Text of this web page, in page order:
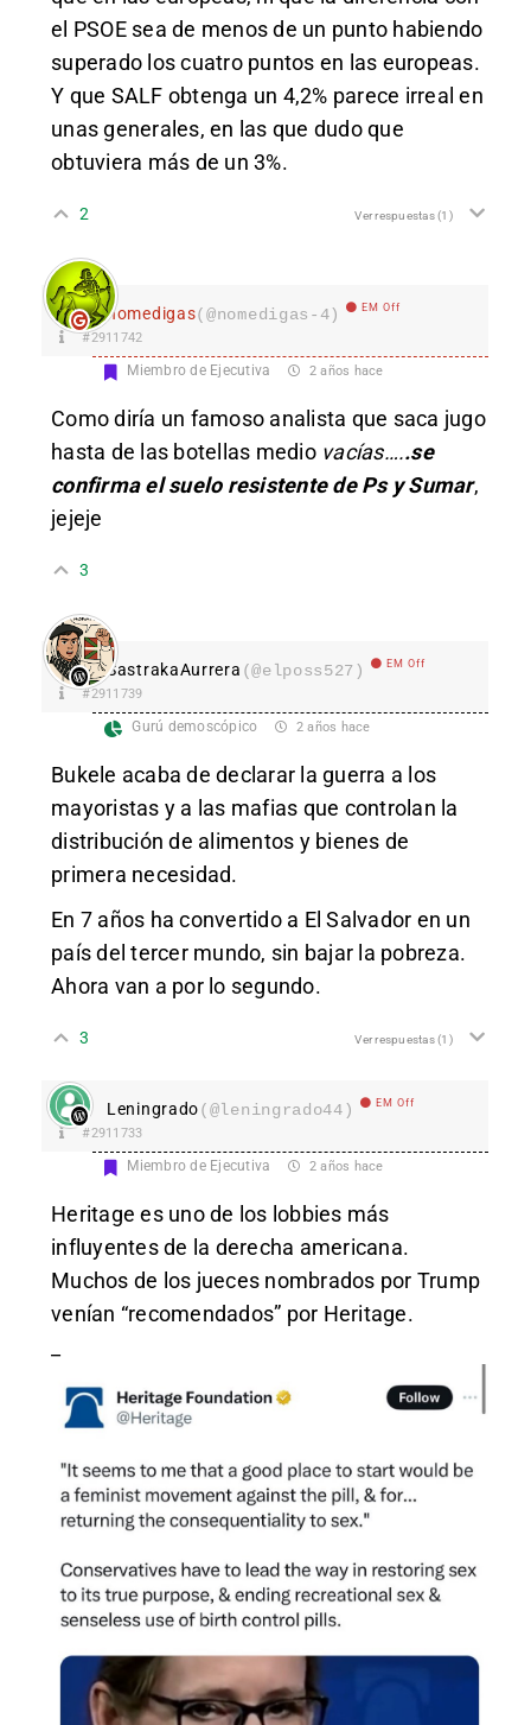
el PSOE sea de menos de un punto habiendo
superado los cuatro puntos en las europeas.
Y que SALF obtenga un 4,2% parece irreal en
unas generales, en las que dudo que
obtuviera más de un 3%.
2 Ver respuestas(1)
nomedigas(@nomedigas-4) EM Off
#2911742
Miembro de Ejecutiva 2 años hace
Como diría un famoso analista que saca jugo
hasta de las botellas medio vacías…..se
confirma el suelo resistente de Ps y Sumar,
jejeje
3
SastrakaAurrera (@elposs527) EM Off
#2911739
Gurú demoscópico 2 años hace
Bukele acaba de declarar la guerra a los
mayoristas y a las mafias que controlan la
distribución de alimentos y bienes de
primera necesidad.
En 7 años ha convertido a El Salvador en un
país del tercer mundo, sin bajar la pobreza.
Ahora van a por lo segundo.
3 Ver respuestas(1)
Leningrado(@leningrado44) EM Off
#2911733
Miembro de Ejecutiva 2 años hace
Heritage es uno de los lobbies más
influyentes de la derecha americana.
Muchos de los jueces nombrados por Trump
venían “recomendados” por Heritage.